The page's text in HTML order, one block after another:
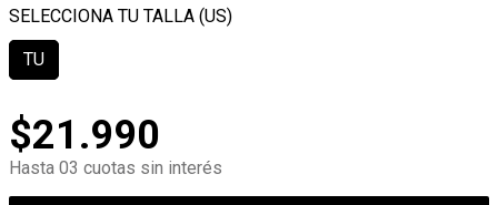
TU
$21 .990
Hasta 03 cuotas sin interés